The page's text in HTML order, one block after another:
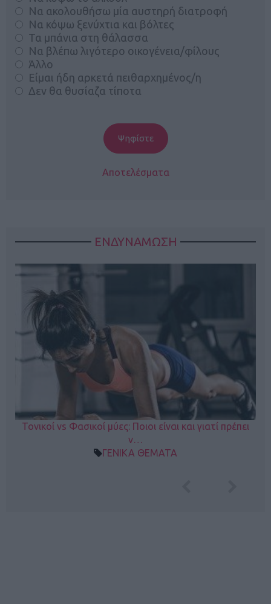
Να ακολουθήσω μία αυστηρή διατροφή
Να κόψω ξενύχτια και βόλτες
Τα μπάνια στη θάλασσα
Να βλέπω λιγότερο οικογένεια/φίλους
Άλλο
Είμαι ήδη αρκετά πειθαρχημένος/η
Δεν θα θυσίαζα τίποτα
Αποτελέσματα
ΕΝΔΥΝΑΜΩΣΗ
Τονικοί vs Φασικοί μύες: Ποιοι είναι και γιατί πρέπει
ν…
ΓΕΝΙΚΑ ΘΕΜΑΤΑ